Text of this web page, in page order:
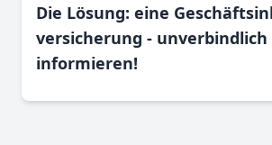
Die Lösung: eine
versicherung - unverbindlich
informieren!